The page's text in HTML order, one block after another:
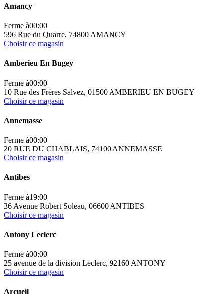
Amancy
Ferme à00:00
596 Rue du Quarre, 74800 AMANCY
Choisir ce magasin
Amberieu En Bugey
Ferme à00:00
10 Rue des Frères Salvez, 01500 AMBERIEU EN BUGEY
Choisir ce magasin
Annemasse
Ferme à00:00
20 RUE DU CHABLAIS, 74100 ANNEMASSE
Choisir ce magasin
Antibes
Ferme à19:00
36 Avenue Robert Soleau, 06600 ANTIBES
Choisir ce magasin
Antony Leclerc
Ferme à00:00
25 avenue de la division Leclerc, 92160 ANTONY
Choisir ce magasin
Arcueil